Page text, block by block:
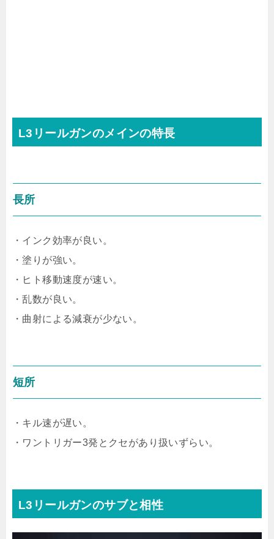
L3リールガンのメインの特長
長所
・インク効率が良い。
・塗りが強い。
・ヒト移動速度が速い。
・乱数が良い。
・曲射による減衰が少ない。
短所
・キル速が遅い。
・ワントリガー3発とクセがあり扱いずらい。
L3リールガンのサブと相性